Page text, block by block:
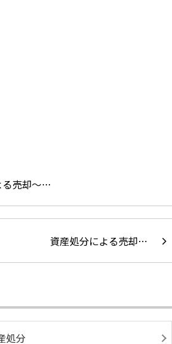
る売却～…
資産処分による売却…
処分